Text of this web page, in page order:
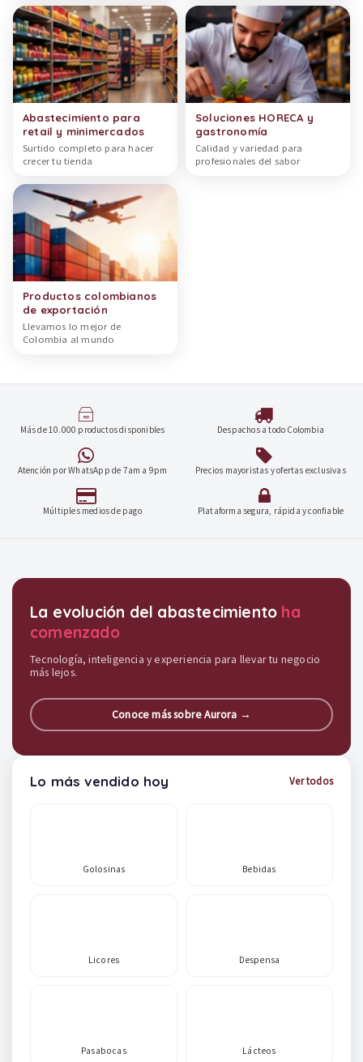
Abastecimiento para
retail y minimercados
Surtido completo para hacer
crecer tu tienda
Soluciones HORECA y
gastronomía
Calidad y variedad para
profesionales del sabor
Productos colombianos
de exportación
Llevamos lo mejor de
Colombia al mundo
Más de 10.000 productos disponibles Despachos a todo Colombia
Atención por WhatsApp de 7am a 9pm Precios mayoristas y ofertas exclusivas
Múltiples medios de pago Plataforma segura, rápida y confiable
Destacados y soluciones
La evolución del abastecimiento ha
comenzado
Tecnología, inteligencia y experiencia para llevar tu negocio
más lejos.
Conoce más sobre Aurora →
Lo más vendido hoy Ver todos
Golosinas Bebidas
Licores Despensa
Pasabocas Lácteos